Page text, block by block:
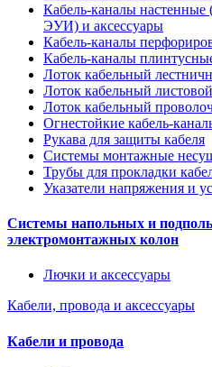
Кабель-каналы настенные
ЭУИ) и аксессуары
Кабель-каналы
Кабель-каналы
Лоток кабельный
Лоток кабельный листовой
Лоток кабельный
Огнестойкие кабель-
Рукава для защиты кабеля
Системы монтажные
Трубы для прокладки
Указатели напряжения и
Системы напольных и
электромонтажных колон
Лючки и аксессуары
Кабели, провода и аксессуары
Кабели и провода